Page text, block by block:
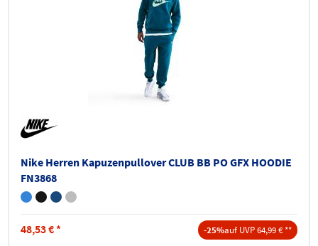
Nike Herren Kapuzenpullover CLUB BB PO GFX HOODIE
FN3868
48,53€ * -25%auf UVP 64,99 € **